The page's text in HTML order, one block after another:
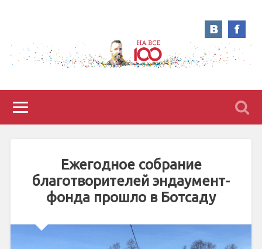
Ежегодное собрание
благотворителей эндаумент-
фонда прошло в Ботсаду